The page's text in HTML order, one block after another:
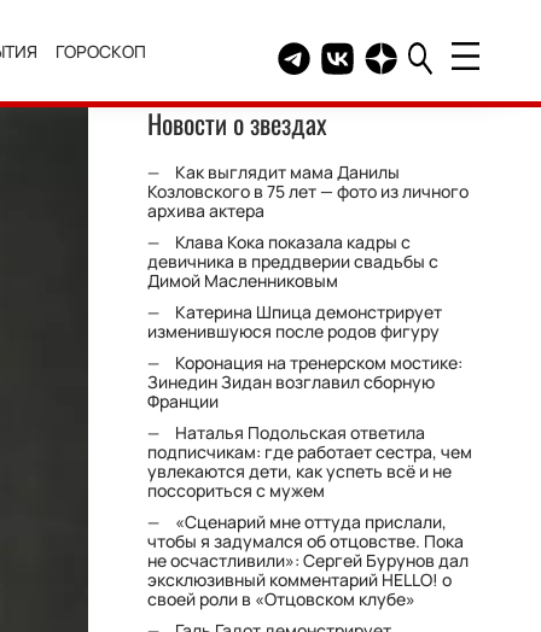
ГОРОСКОП Telegram канал HELLO
Группа HELLO
Канал HELLO в
Новости о звездах
Как выглядит мама Данилы
Козловского в 75 лет — фото из личного
архива актера
Клава Кока показала кадры с
девичника в преддверии свадьбы с
Димой Масленниковым
Катерина Шпица демонстрирует
изменившуюся после родов фигуру
Коронация на тренерском мостике:
Зинедин Зидан возглавил сборную
Франции
Наталья Подольская ответила
подписчикам: где работает сестра, чем
увлекаются дети, как успеть всё и не
поссориться с мужем
«Сценарий мне оттуда прислали,
чтобы я задумался об отцовстве. Пока
не осчастливили»: Сергей Бурунов дал
эксклюзивный комментарий HELLO! о
своей роли в «Отцовском клубе»